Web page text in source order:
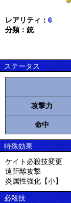
レアリティ： 6
分類：銃
ステータス
攻撃力
命中
特殊効果
ケイト必殺技変更
遠距離攻撃
炎属性強化【小】
必殺技